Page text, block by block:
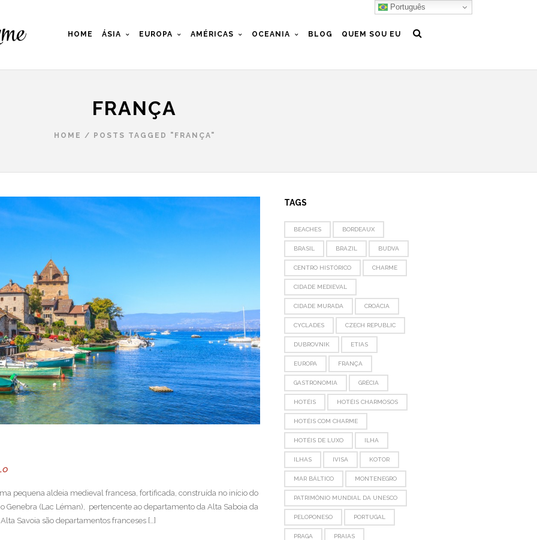
HOME ÁSIA EUROPA AMÉRICAS OCEANIA BLOG QUEM SOU EU
FRANÇA
HOME / POSTS TAGGED "FRANÇA"
pequena aldeia medieval francesa, fortificada, construída no início do
Genebra (Lac Léman), pertencente ao departamento da Alta Saboia da
Savoia são departamentos franceses […]
TAGS
BEACHES BORDEAUX
BRASIL BRAZIL BUDVA
CENTRO HISTÓRICO CHARME
CIDADE MEDIEVAL
CIDADE MURADA CROÁCIA
CYCLADES CZECH REPUBLIC
DUBROVNIK ETIAS
EUROPA FRANÇA
GASTRONOMIA GRÉCIA
HOTÉIS HOTÉIS CHARMOSOS
HOTÉIS COM CHARME
HOTÉIS DE LUXO ILHA
ILHAS IVISA KOTOR
MAR BÁLTICO MONTENEGRO
PATRIMÔNIO MUNDIAL DA UNESCO
PELOPONESO PORTUGAL
PRAGA PRAIAS
Português